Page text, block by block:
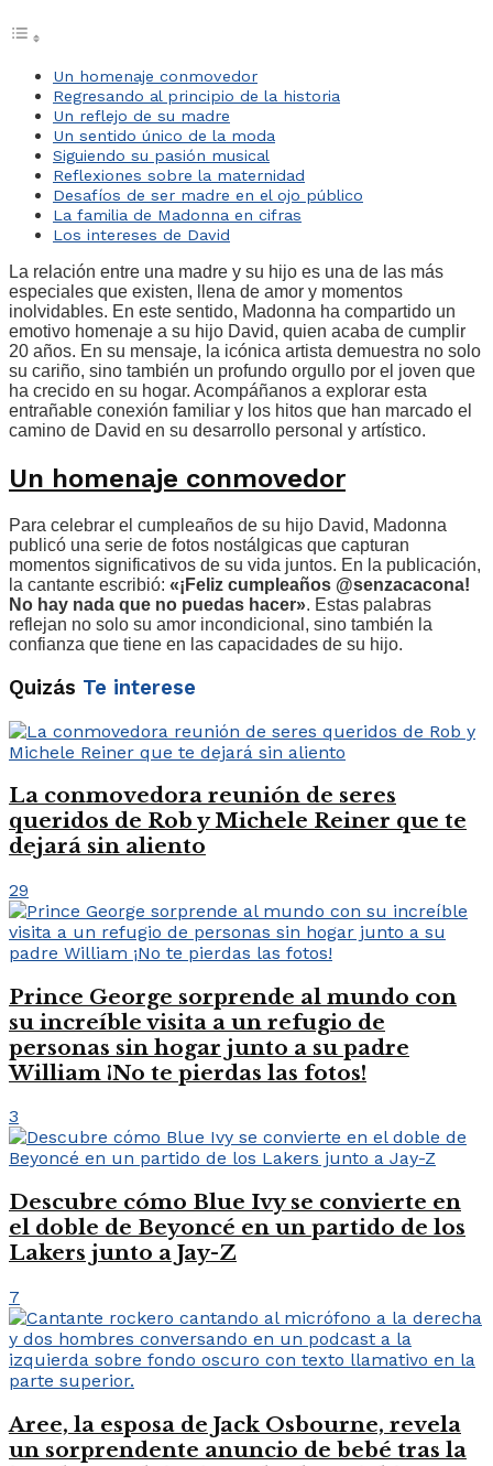
Un homenaje conmovedor
Regresando al principio de la historia
Un reflejo de su madre
Un sentido único de la moda
Siguiendo su pasión musical
Reflexiones sobre la maternidad
Desafíos de ser madre en el ojo público
La familia de Madonna en cifras
Los intereses de David
La relación entre una madre y su hijo es una de las más
especiales que existen, llena de amor y momentos
inolvidables. En este sentido, Madonna ha compartido un
emotivo homenaje a su hijo David, quien acaba de cumplir
20 años. En su mensaje, la icónica artista demuestra no solo
su cariño, sino también un profundo orgullo por el joven que
ha crecido en su hogar. Acompáñanos a explorar esta
entrañable conexión familiar y los hitos que han marcado el
camino de David en su desarrollo personal y artístico.
Un homenaje conmovedor
Para celebrar el cumpleaños de su hijo David, Madonna
publicó una serie de fotos nostálgicas que capturan
momentos significativos de su vida juntos. En la publicación,
la cantante escribió: «¡Feliz cumpleaños @senzacacona!
No hay nada que no puedas hacer». Estas palabras
reflejan no solo su amor incondicional, sino también la
confianza que tiene en las capacidades de su hijo.
Quizás Te interese
La conmovedora reunión de seres
queridos de Rob y Michele Reiner que te
dejará sin aliento
29
Prince George sorprende al mundo con
su increíble visita a un refugio de
personas sin hogar junto a su padre
William ¡No te pierdas las fotos!
3
Descubre cómo Blue Ivy se convierte en
el doble de Beyoncé en un partido de los
Lakers junto a Jay-Z
7
Aree, la esposa de Jack Osbourne, revela
un sorprendente anuncio de bebé tras la